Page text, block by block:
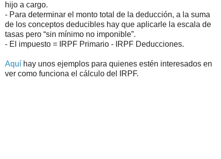
hijo a cargo.
- Para determinar el monto total de la deducción, a la suma
de los conceptos deducibles hay que aplicarle la escala de
tasas pero “sin mínimo no imponible”.
- El impuesto = IRPF Primario - IRPF Deducciones.
Aquí hay unos ejemplos para quienes estén interesados en
ver como funciona el cálculo del IRPF.